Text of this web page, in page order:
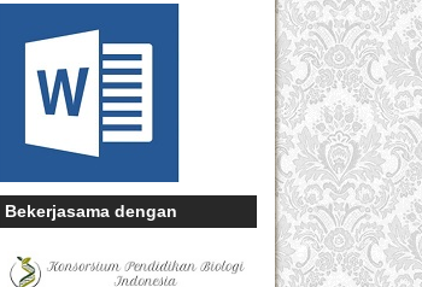
Bekerjasama dengan